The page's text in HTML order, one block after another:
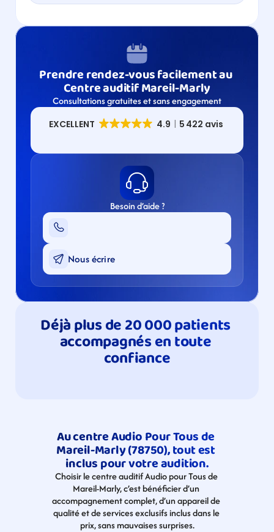
Prendre rendez-vous facilement au
Centre auditif Mareil-Marly
Consultations gratuites et sans engagement
Besoin d’aide ?
Nous écrire
Déjà plus de 20 000 patients
accompagnés en toute
confiance
Au centre Audio Pour Tous de
Mareil-Marly (78750), tout est
inclus pour votre audition.
Choisir le centre auditif Audio pour Tous de
Mareil-Marly, c’est bénéficier d’un
accompagnement complet, d’un appareil de
qualité et de services exclusifs inclus dans le
prix, sans mauvaises surprises.